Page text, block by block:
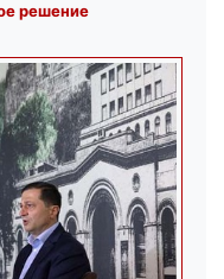
решение